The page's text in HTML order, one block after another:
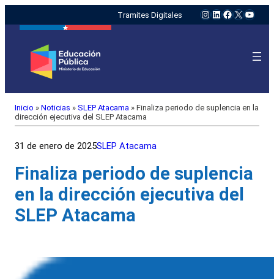
Tramites Digitales Instagram
LinkedIn
Facebook
X
Inicio » Noticias » SLEP Atacama » Finaliza periodo de suplencia en la
dirección ejecutiva del SLEP Atacama
31 de enero de 2025SLEP Atacama
Finaliza periodo de suplencia
en la dirección ejecutiva del
SLEP Atacama